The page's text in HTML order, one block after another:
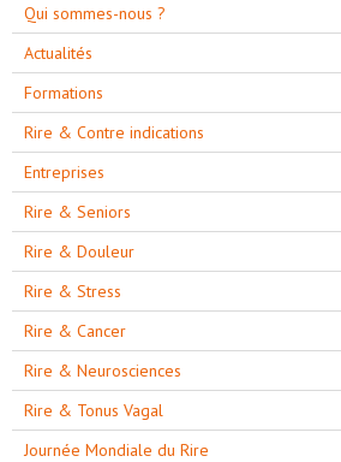
Qui sommes-nous ?
Actualités
Formations
Rire & Contre indications
Entreprises
Rire & Seniors
Rire & Douleur
Rire & Stress
Rire & Cancer
Rire & Neurosciences
Rire & Tonus Vagal
Journée Mondiale du Rire